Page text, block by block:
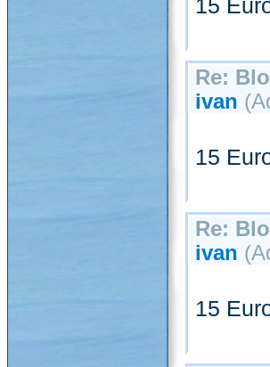
15
Re:
ivan
15
Re:
ivan
15